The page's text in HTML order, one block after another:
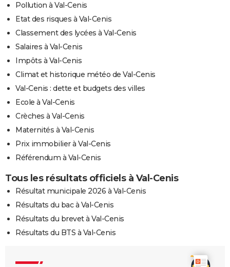
Pollution à Val-Cenis
Etat des risques à Val-Cenis
Classement des lycées à Val-Cenis
Salaires à Val-Cenis
Impôts à Val-Cenis
Climat et historique météo de Val-Cenis
Val-Cenis : dette et budgets des villes
Ecole à Val-Cenis
Crèches à Val-Cenis
Maternités à Val-Cenis
Prix immobilier à Val-Cenis
Référendum à Val-Cenis
Tous les résultats officiels à Val-Cenis
Résultat municipale 2026 à Val-Cenis
Résultats du bac à Val-Cenis
Résultats du brevet à Val-Cenis
Résultats du BTS à Val-Cenis